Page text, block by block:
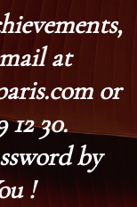
at
or
12 30.
by
!